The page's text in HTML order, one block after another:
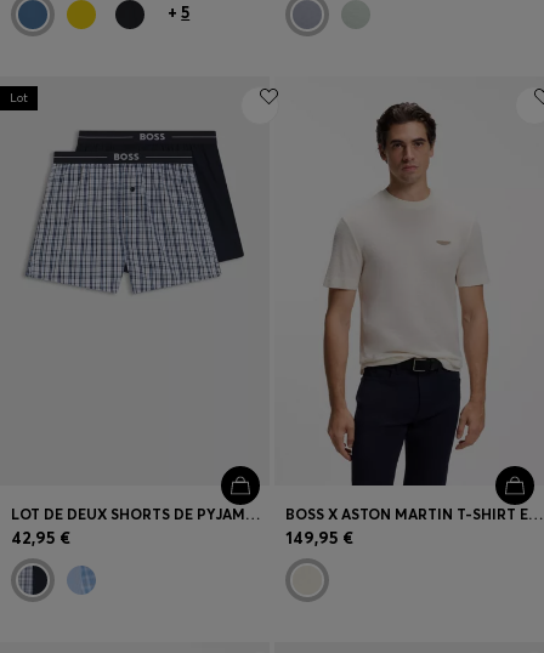
+5
Lot
LOT DE DEUX SHORTS DE PYJAMA EN COTON À TAILLE LOGO
42,95 €
BOSS X ASTON MARTIN T-SHIRT EN JACQUARD DE COTON MERCERISÉ
149,95 €